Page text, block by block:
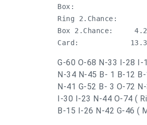
Box:                  1
Ring 2.Chance:
Box 2.Chance:
Card:
G-60 O-68 N-33 I-28 I-
N-34 N-45 B- 1 B-12
N-41 G-52 B- 3 O-72
I-30 I-23 N-44 O-74 (
B-15 I-26 N-42 G-46 (